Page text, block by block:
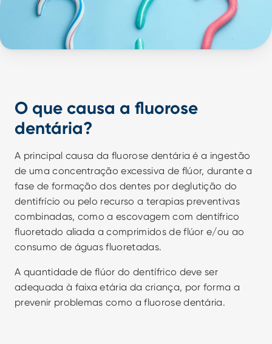
O que causa a fluorose
dentária?
A principal causa da fluorose dentária é a ingestão
de uma concentração excessiva de flúor, durante a
fase de formação dos dentes por deglutição do
dentifrício ou pelo recurso a terapias preventivas
combinadas, como a escovagem com dentífrico
fluoretado aliada a comprimidos de flúor e/ou ao
consumo de águas fluoretadas.
A quantidade de flúor do dentífrico deve ser
adequada à faixa etária da criança, por forma a
prevenir problemas como a fluorose dentária.